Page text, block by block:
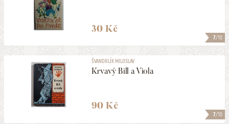
7/10
30 Kč
7/10
ŠVANDRLÍK MILOSLAV
Krvavý Bill a Viola
90 Kč